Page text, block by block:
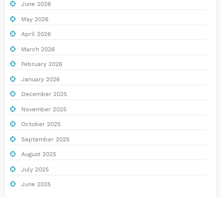
June 2026
May 2026
April 2026
March 2026
February 2026
January 2026
December 2025
November 2025
October 2025
September 2025
August 2025
July 2025
June 2025